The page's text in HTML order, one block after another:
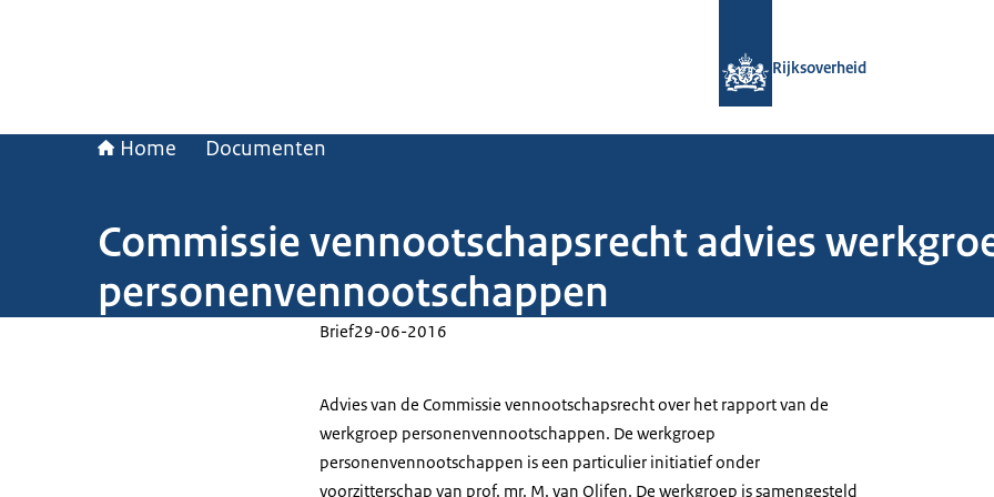
Rijksoverheid
Home Documenten
Commissie vennootschapsrecht advies
personenvennootschappen
Brief29-06-2016
Advies van de Commissie vennootschapsrecht over het rapport van de
werkgroep personenvennootschappen. De werkgroep
personenvennootschappen is een particulier initiatief onder
voorzitterschap van prof. mr. M. van Olifen. De werkgroep is samengesteld